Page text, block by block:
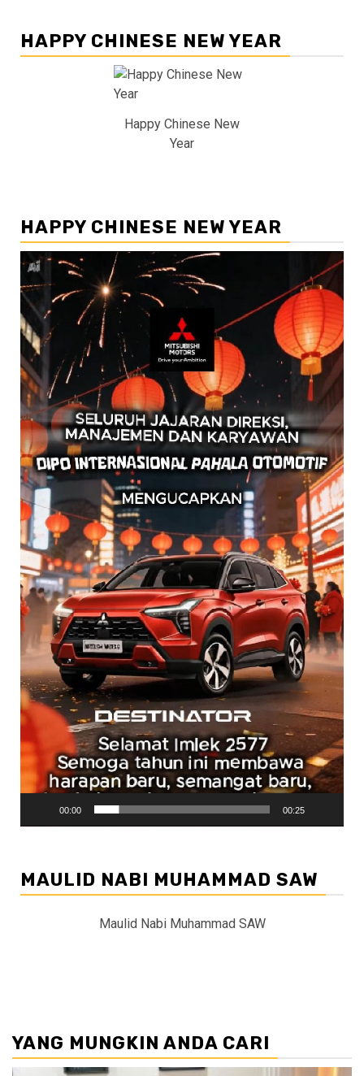
HAPPY CHINESE NEW YEAR
Happy Chinese New
Year
HAPPY CHINESE NEW YEAR
Pemutar
00:00 00:25
MAULID NABI MUHAMMAD SAW
Maulid Nabi Muhammad SAW
YANG MUNGKIN ANDA CARI